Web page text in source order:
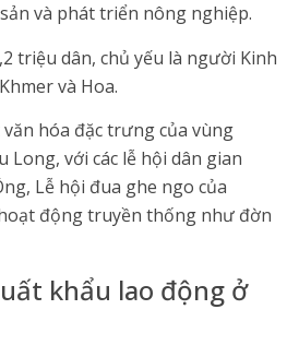
và phát triển nông nghiệp.
triệu dân, chủ yếu là người Kinh
và Hoa.
hóa đặc trưng của vùng
với các lễ hội dân gian
Lễ hội đua ghe ngo của
động truyền thống như đờn
khẩu lao động ở